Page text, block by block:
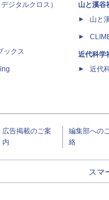
ジタルクロス）
ックス
山と溪谷
山と
近代科学
近代
広告掲載のご案
内
編集部への
絡
スマ